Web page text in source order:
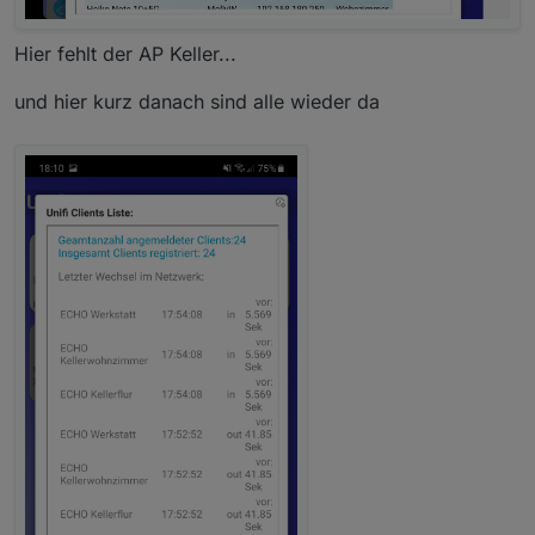
Client Liste stehen dann auch sehr oft welche
sind. Wenige Sekunden später passt es dann
das was mit asynch zu tun ?
ich schau mal, ob mir noch was einfällt, wie du das
Hier fehlt der AP Keller...
und hier kurz danach sind alle wieder da